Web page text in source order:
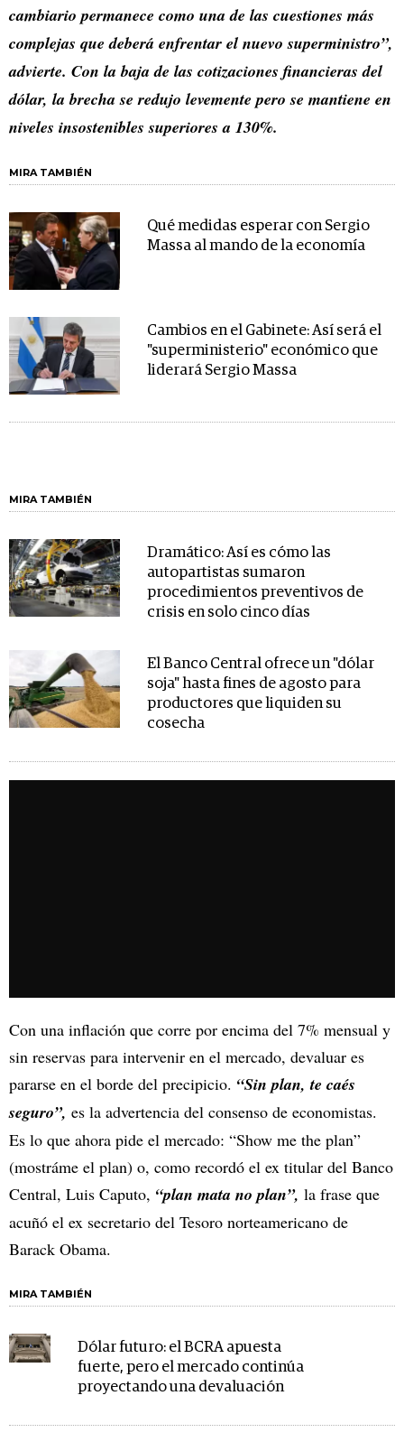
cambiario permanece como una de las cuestiones más
complejas que deberá enfrentar el nuevo superministro”,
advierte. Con la baja de las cotizaciones financieras del
dólar, la brecha se redujo levemente pero se mantiene en
niveles insostenibles superiores a 130%.
MIRA TAMBIÉN
Qué medidas esperar con Sergio
Massa al mando de la economía
Cambios en el Gabinete: Así será el
"superministerio" económico que
liderará Sergio Massa
MIRA TAMBIÉN
Dramático: Así es cómo las
autopartistas sumaron
procedimientos preventivos de
crisis en solo cinco días
El Banco Central ofrece un "dólar
soja" hasta fines de agosto para
productores que liquiden su
cosecha
Con una inflación que corre por encima del 7% mensual y
sin reservas para intervenir en el mercado, devaluar es
pararse en el borde del precipicio. “Sin plan, te caés
seguro”, es la advertencia del consenso de economistas.
Es lo que ahora pide el mercado: “Show me the plan”
(mostráme el plan) o, como recordó el ex titular del Banco
Central, Luis Caputo, “plan mata no plan”, la frase que
acuñó el ex secretario del Tesoro norteamericano de
Barack Obama.
MIRA TAMBIÉN
Dólar futuro: el BCRA apuesta
fuerte, pero el mercado continúa
proyectando una devaluación